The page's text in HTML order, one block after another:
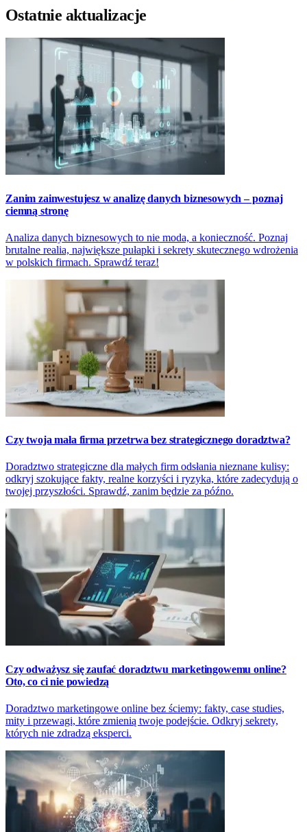
Ostatnie aktualizacje
Zanim zainwestujesz w analizę danych biznesowych – poznaj
ciemną stronę
Analiza danych biznesowych to nie moda, a konieczność. Poznaj
brutalne realia, największe pułapki i sekrety skutecznego wdrożenia
w polskich firmach. Sprawdź teraz!
Czy twoja mała firma przetrwa bez strategicznego doradztwa?
Doradztwo strategiczne dla małych firm odsłania nieznane kulisy:
odkryj szokujące fakty, realne korzyści i ryzyka, które zadecydują o
twojej przyszłości. Sprawdź, zanim będzie za późno.
Czy odważysz się zaufać doradztwu marketingowemu online?
Oto, co ci nie powiedzą
Doradztwo marketingowe online bez ściemy: fakty, case studies,
mity i przewagi, które zmienią twoje podejście. Odkryj sekrety,
których nie zdradzą eksperci.